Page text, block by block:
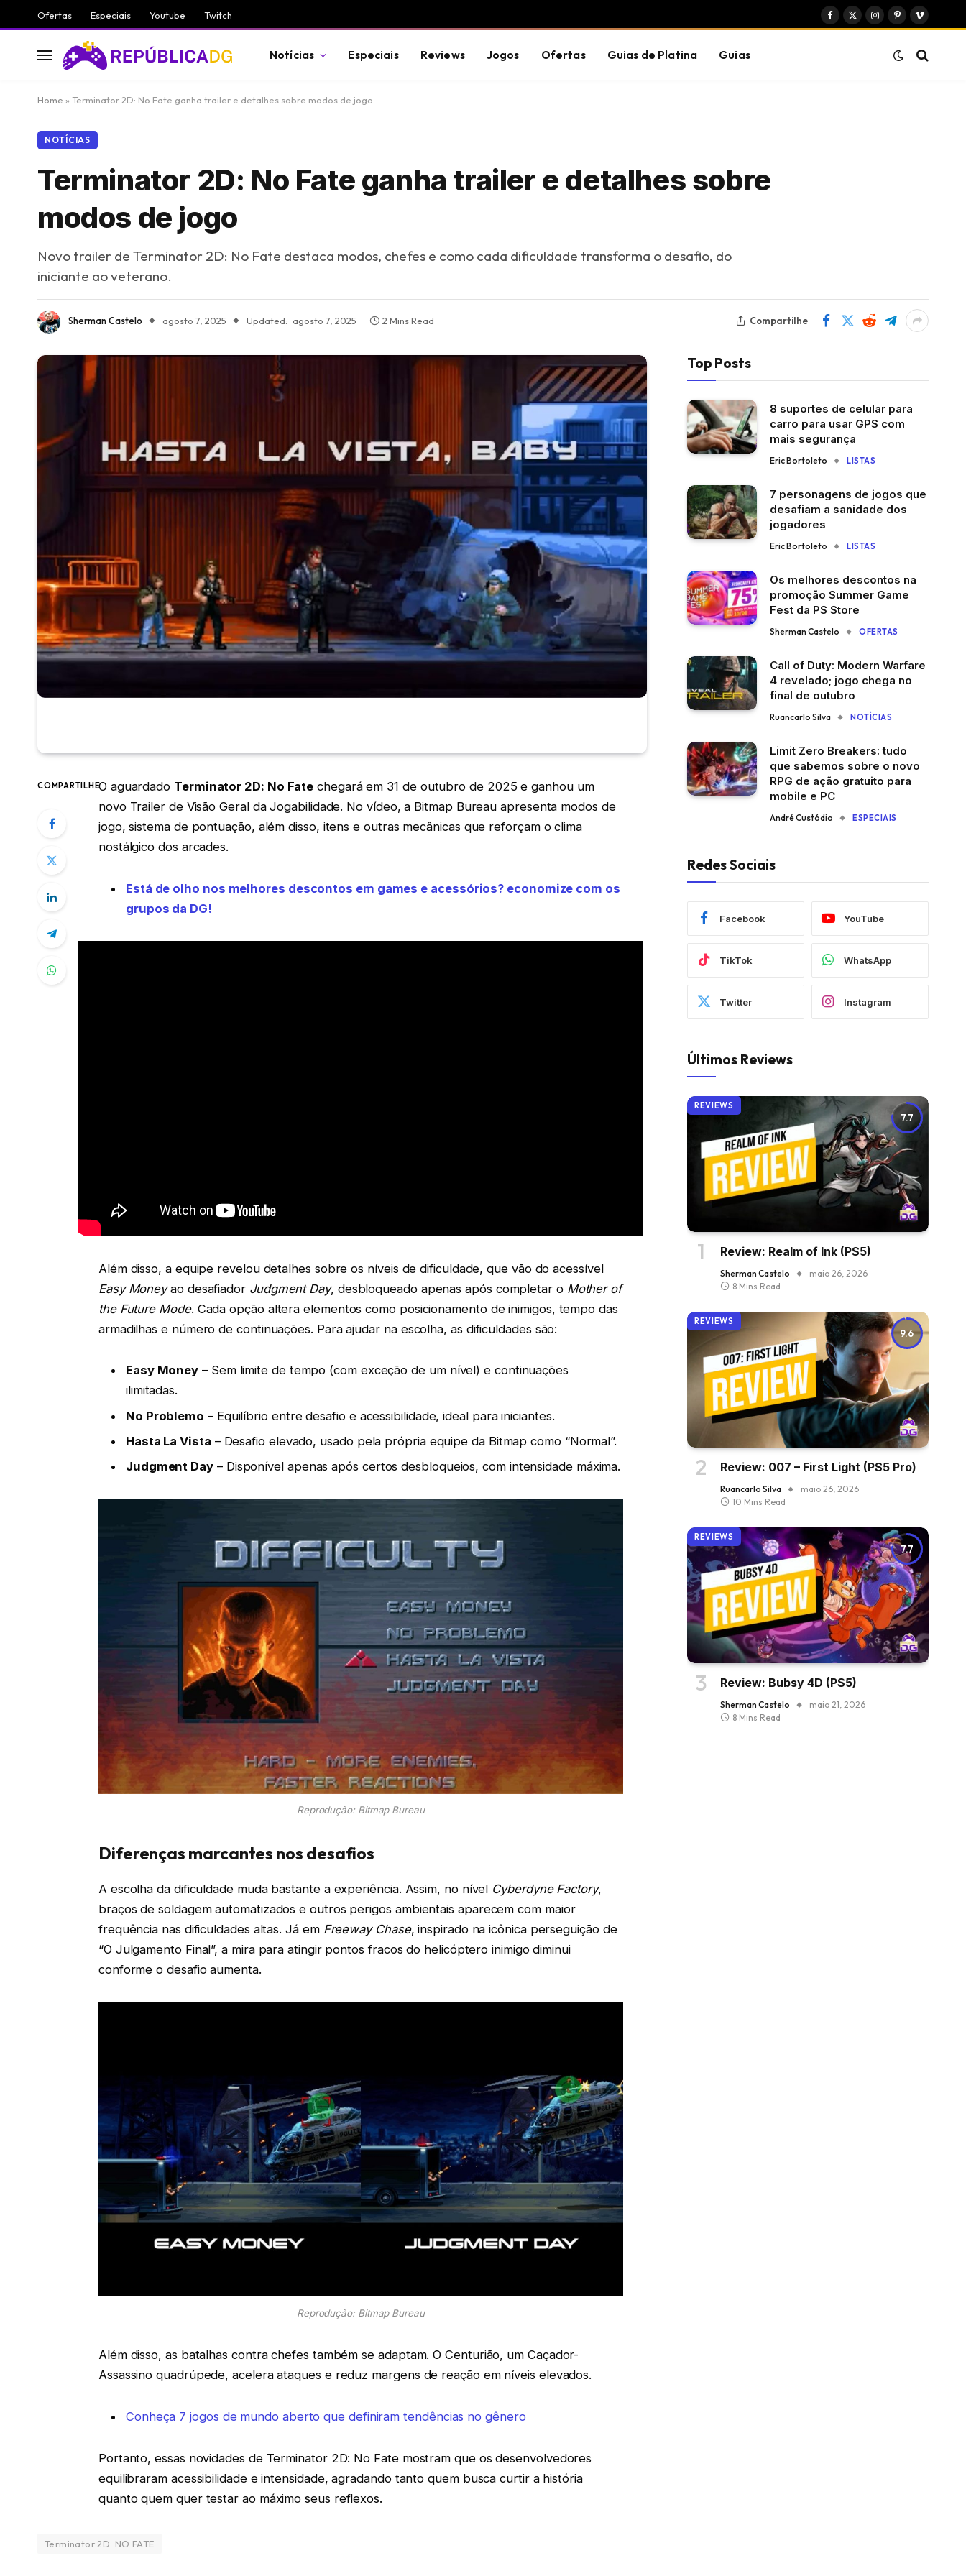
Ofertas Especiais Youtube Twitch
Facebook
X
Instagram
PinterestVimeo
Notícias Especiais Reviews Jogos Ofertas Guias de Platina Guias
Home » Terminator 2D: No Fate ganha trailer e detalhes sobre modos de jogo
NOTÍCIAS
Terminator 2D: No Fate ganha trailer e detalhes sobre
modos de jogo
Novo trailer de Terminator 2D: No Fate destaca modos, chefes e como cada dificuldade transforma o desafio, do
iniciante ao veterano.
Sherman Castelo agosto 7, 2025 Updated: agosto 7, 2025 2 Mins Read Compartilhe
COMPARTILHEO aguardado Terminator 2D: No Fate chegará em 31 de outubro de 2025 e ganhou um
novo Trailer de Visão Geral da Jogabilidade. No vídeo, a Bitmap Bureau apresenta modos de
jogo, sistema de pontuação, além disso, itens e outras mecânicas que reforçam o clima
nostálgico dos arcades.
Está de olho nos melhores descontos em games e acessórios? economize com os
grupos da DG!
Além disso, a equipe revelou detalhes sobre os níveis de dificuldade, que vão do acessível
Easy Moneyao desafiador Judgment Day, desbloqueado apenas após completar o Mother of
the Future Mode. Cada opção altera elementos como posicionamento de inimigos, tempo das
armadilhas e número de continuações. Para ajudar na escolha, as dificuldades são:
Easy Money – Sem limite de tempo (com exceção de um nível) e continuações
ilimitadas.
No Problemo – Equilíbrio entre desafio e acessibilidade, ideal para iniciantes.
Hasta La Vista – Desafio elevado, usado pela própria equipe da Bitmap como “Normal”.
Judgment Day – Disponível apenas após certos desbloqueios, com intensidade máxima.
Reprodução: Bitmap Bureau
Diferenças marcantes nos desafios
A escolha da dificuldade muda bastante a experiência. Assim, no nível Cyberdyne Factory,
braços de soldagem automatizados e outros perigos ambientais aparecem com maior
frequência nas dificuldades altas. Já em Freeway Chase, inspirado na icônica perseguição de
“O Julgamento Final”, a mira para atingir pontos fracos do helicóptero inimigo diminui
conforme o desafio aumenta.
Reprodução: Bitmap Bureau
Além disso, as batalhas contra chefes também se adaptam. O Centurião, um Caçador-
Assassino quadrúpede, acelera ataques e reduz margens de reação em níveis elevados.
Conheça 7 jogos de mundo aberto que definiram tendências no gênero
Portanto, essas novidades de Terminator 2D: No Fate mostram que os desenvolvedores
equilibraram acessibilidade e intensidade, agradando tanto quem busca curtir a história
quanto quem quer testar ao máximo seus reflexos.
Terminator 2D: NO FATE
Top Posts
8 suportes de celular para
carro para usar GPS com
mais segurança
Eric Bortoleto LISTAS
7 personagens de jogos que
desafiam a sanidade dos
jogadores
Eric Bortoleto LISTAS
Os melhores descontos na
promoção Summer Game
Fest da PS Store
Sherman Castelo OFERTAS
Call of Duty: Modern Warfare
4 revelado; jogo chega no
final de outubro
Ruancarlo Silva NOTÍCIAS
Limit Zero Breakers: tudo
que sabemos sobre o novo
RPG de ação gratuito para
mobile e PC
André Custódio ESPECIAIS
Redes Sociais
Facebook YouTube
TikTok WhatsApp
Twitter Instagram
Últimos Reviews
7.7
REVIEWS
Review: Realm of Ink (PS5)
Sherman Castelo
maio 26, 2026
8 Mins Read
9.6
REVIEWS
Review: 007 – First Light (PS5 Pro)
Ruancarlo Silva
maio 26, 2026
10 Mins Read
7.7
REVIEWS
Review: Bubsy 4D (PS5)
Sherman Castelo
maio 21, 2026
8 Mins Read